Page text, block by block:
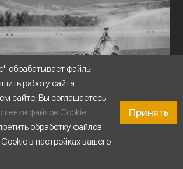
обрабатывает файлы
работу сайта.
сайте, Вы соглашаетесь
файлов Cookie.
обработку файлов
в настройках вашего
Принять